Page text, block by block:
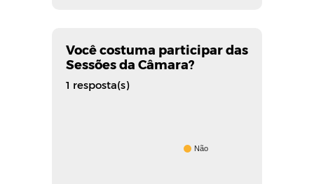
Você costuma participar das
Sessões da Câmara?
1 resposta(s)
Não